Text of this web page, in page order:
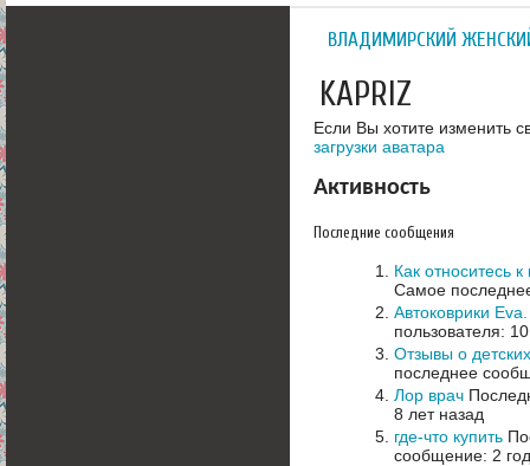
ВЛАДИМИРСКИЙ
KAPRIZ
Если Вы хотите изменить
загрузки аватара
Активность
Последние сообщения
Как относитесь
Самое
Автоковрики
пользователя:
Отзывы о
последнее
Лор врач
8 лет назад
где-что купить
сообщение: 2